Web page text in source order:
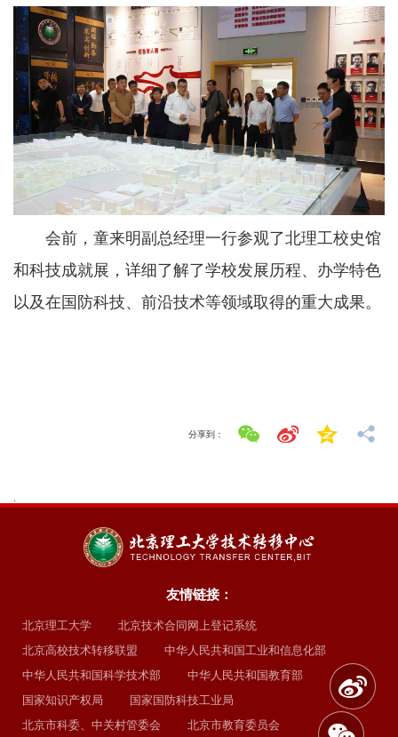
会前，童来明副总经理一行参观了北理工校史馆
和科技成就展，详细了解了学校发展历程、办学特色
以及在国防科技、前沿技术等领域取得的重大成果。
分享到：
友情链接：
北京理工大学
北京技术合同网上登记系统
北京高校技术转移联盟
中华人民共和国工业和信息化部
中华人民共和国科学技术部
中华人民共和国教育部
国家知识产权局
国家国防科技工业局
北京市科委、中关村管委会
北京市教育委员会